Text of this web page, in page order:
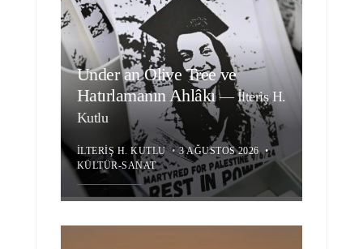
Under an Olive Tree ve
Hatırlamanın Ahlâkı— İlteriş H.
Kutlu
İLTERIŞ H. KUTLU • 3 AĞUSTOS 2026 •
KÜLTÜR-SANAT